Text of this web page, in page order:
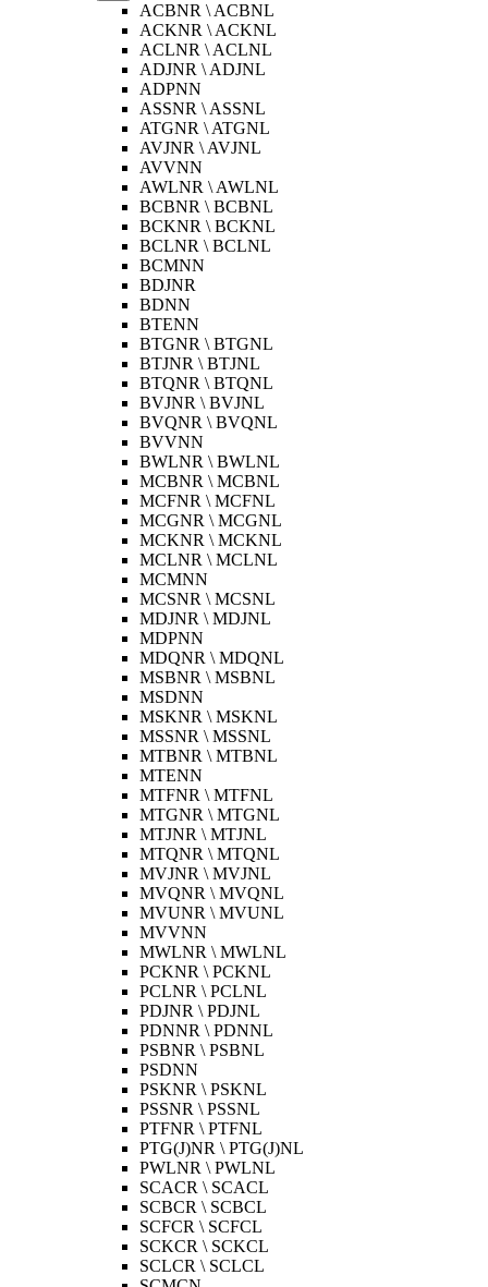
ACBNR \ ACBNL
ACKNR \ ACKNL
ACLNR \ ACLNL
ADJNR \ ADJNL
ADPNN
ASSNR \ ASSNL
ATGNR \ ATGNL
AVJNR \ AVJNL
AVVNN
AWLNR \ AWLNL
BCBNR \ BCBNL
BCKNR \ BCKNL
BCLNR \ BCLNL
BCMNN
BDJNR
BDNN
BTENN
BTGNR \ BTGNL
BTJNR \ BTJNL
BTQNR \ BTQNL
BVJNR \ BVJNL
BVQNR \ BVQNL
BVVNN
BWLNR \ BWLNL
MCBNR \ MCBNL
MCFNR \ MCFNL
MCGNR \ MCGNL
MCKNR \ MCKNL
MCLNR \ MCLNL
MCMNN
MCSNR \ MCSNL
MDJNR \ MDJNL
MDPNN
MDQNR \ MDQNL
MSBNR \ MSBNL
MSDNN
MSKNR \ MSKNL
MSSNR \ MSSNL
MTBNR \ MTBNL
MTENN
MTFNR \ MTFNL
MTGNR \ MTGNL
MTJNR \ MTJNL
MTQNR \ MTQNL
MVJNR \ MVJNL
MVQNR \ MVQNL
MVUNR \ MVUNL
MVVNN
MWLNR \ MWLNL
PCKNR \ PCKNL
PCLNR \ PCLNL
PDJNR \ PDJNL
PDNNR \ PDNNL
PSBNR \ PSBNL
PSDNN
PSKNR \ PSKNL
PSSNR \ PSSNL
PTFNR \ PTFNL
PTG(J)NR \ PTG(J)NL
PWLNR \ PWLNL
SCACR \ SCACL
SCBCR \ SCBCL
SCFCR \ SCFCL
SCKCR \ SCKCL
SCLCR \ SCLCL